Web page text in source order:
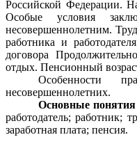
Российской Федерации.
Особые условия
несовершеннолетним.
работника и
договора
отдых. Пенсионный
Особенности
несовершеннолетних.
Основные
работодатель; работник;
заработная плата; пенсия.